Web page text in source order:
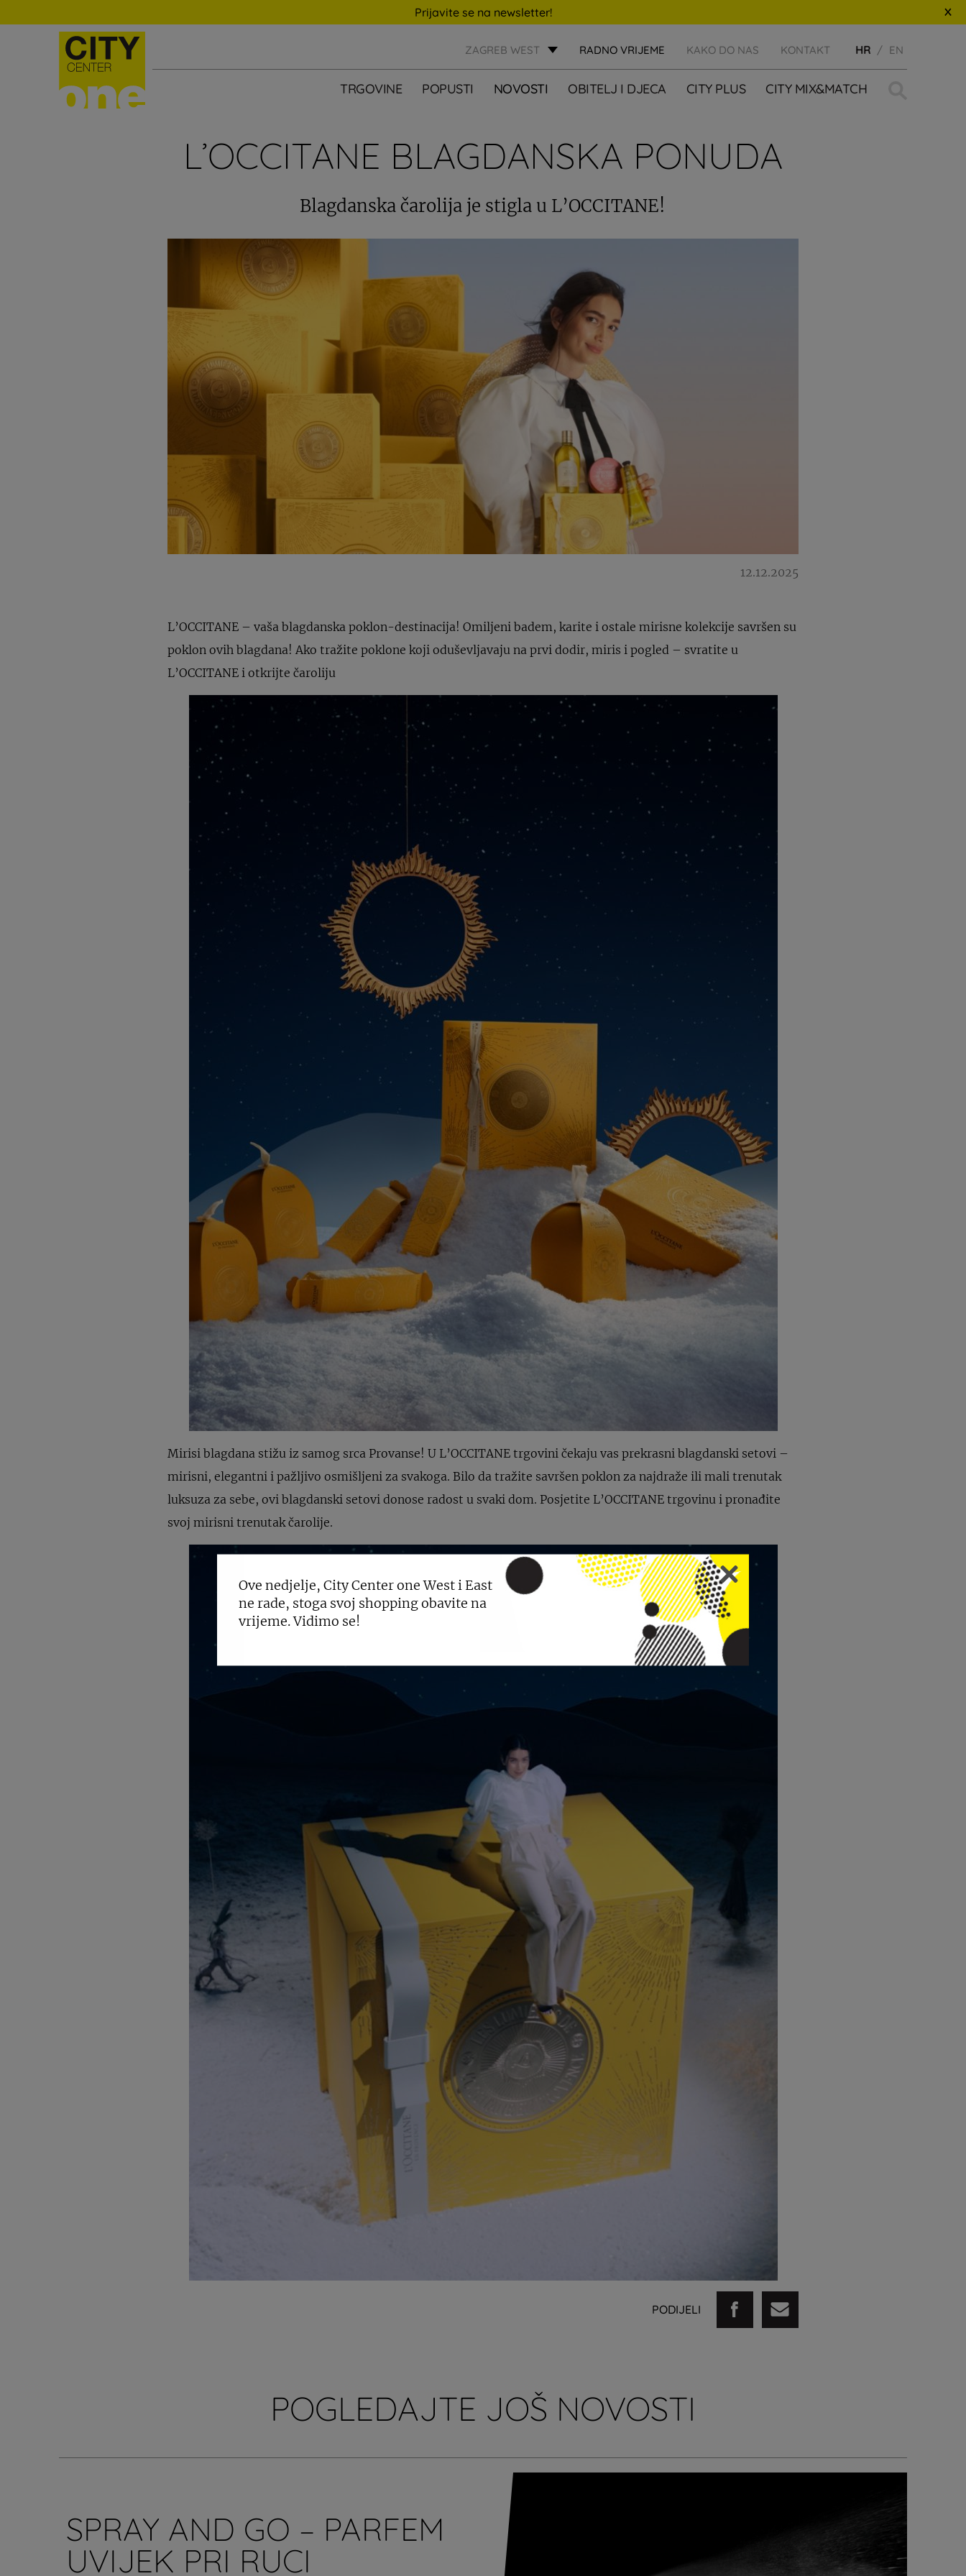
Prijavite se na newsletter!
ZAGREB WEST RADNO VRIJEME KAKO DO NAS KONTAKT HR EN
TRGOVINE POPUSTI NOVOSTI OBITELJ I DJECA CITY PLUS CITY MIX&MATCH
L’OCCITANE BLAGDANSKA PONUDA
Blagdanska čarolija je stigla u L’OCCITANE!
12.12.2025
L’OCCITANE – vaša blagdanska poklon-destinacija! Omiljeni badem, karite i ostale mirisne kolekcije savršen su
poklon ovih blagdana! Ako tražite poklone koji oduševljavaju na prvi dodir, miris i pogled – svratite u
L’OCCITANE i otkrijte čaroliju
Mirisi blagdana stižu iz samog srca Provanse! U L’OCCITANE trgovini čekaju vas prekrasni blagdanski setovi –
mirisni, elegantni i pažljivo osmišljeni za svakoga. Bilo da tražite savršen poklon za najdraže ili mali trenutak
luksuza za sebe, ovi blagdanski setovi donose radost u svaki dom. Posjetite L’OCCITANE trgovinu i pronađite
svoj mirisni trenutak čarolije.
PODIJELI
POGLEDAJTE JOŠ NOVOSTI
SPRAY AND GO – PARFEM
UVIJEK PRI RUCI
Ove nedjelje, City Center one West i East
ne rade, stoga svoj shopping obavite na
vrijeme. Vidimo se!